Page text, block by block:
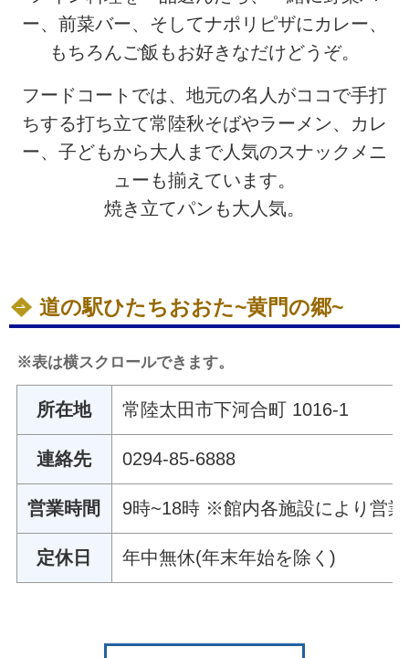
ー、前菜バー、そしてナポリピザにカレー、
もちろんご飯もお好きなだけどうぞ。
フードコートでは、地元の名人がココで手打
ちする打ち立て常陸秋そばやラーメン、カレ
ー、子どもから大人まで人気のスナックメニ
ューも揃えています。
焼き立てパンも大人気。
道の駅ひたちおおた~黄門の郷~
※表は横スクロールできます。
所在地 常陸太田市下河合町 1016-1
連絡先 0294-85-6888
営業時間 9時~18時 ※館内各施設により営
定休日 年中無休(年末年始を除く)